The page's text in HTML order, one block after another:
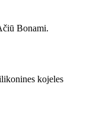
Bonami.
kojeles